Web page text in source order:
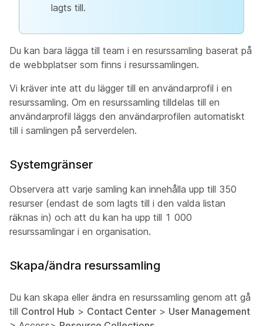
lagts till.
Du kan bara lägga till team i en resurssamling baserat på
de webbplatser som finns i resurssamlingen.
Vi kräver inte att du lägger till en användarprofil i en
resurssamling. Om en resurssamling tilldelas till en
användarprofil läggs den användarprofilen automatiskt
till i samlingen på serverdelen.
Systemgränser
Observera att varje samling kan innehålla upp till 350
resurser (endast de som lagts till i den valda listan
räknas in) och att du kan ha upp till 1 000
resurssamlingar i en organisation.
Skapa/ändra resurssamling
Du kan skapa eller ändra en resurssamling genom att gå
till Control Hub > Contact Center > User Management